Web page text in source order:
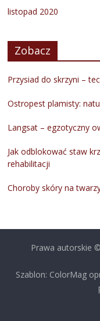
listopad 2020
Zobacz
Przysiad do skrzyni –
Ostropest plamisty:
Langsat – egzotyczny
Jak odblokować staw
rehabilitacji
Choroby skóry na
Prawa autorskie
Szablon: ColorMag